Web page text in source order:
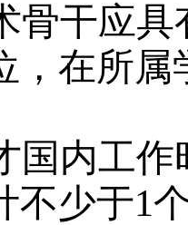
骨干应
，在所
国内工
不少于1